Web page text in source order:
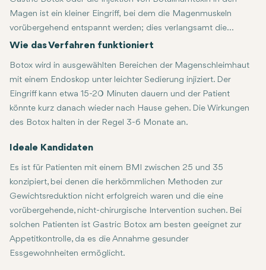
Magen ist ein kleiner Eingriff, bei dem die Magenmuskeln
vorübergehend entspannt werden; dies verlangsamt die
Verdauung und ermöglicht es den Patienten, länger satt zu
chirurgische Methode, um beim Abnehmen zu helfen.
Wie das Verfahren funktioniert
Botox wird in ausgewählten Bereichen der Magenschleimhaut
mit einem Endoskop unter leichter Sedierung injiziert. Der
Eingriff kann etwa 15-20 Minuten dauern und der Patient
könnte kurz danach wieder nach Hause gehen. Die Wirkungen
des Botox halten in der Regel 3-6 Monate an.
Ideale Kandidaten
Es ist für Patienten mit einem BMI zwischen 25 und 35
konzipiert, bei denen die herkömmlichen Methoden zur
Gewichtsreduktion nicht erfolgreich waren und die eine
vorübergehende, nicht-chirurgische Intervention suchen. Bei
solchen Patienten ist Gastric Botox am besten geeignet zur
Appetitkontrolle, da es die Annahme gesunder
Essgewohnheiten ermöglicht.